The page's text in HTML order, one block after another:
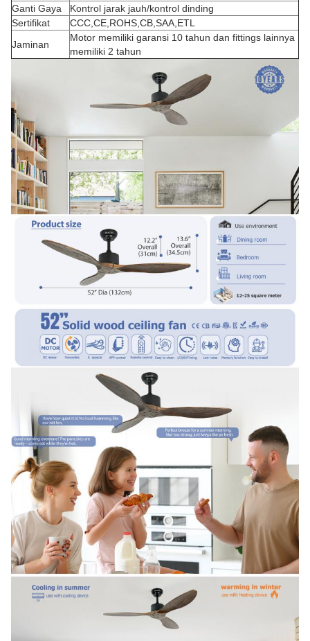
Ganti Gaya
Kontrol jarak jauh/kontrol dinding
Sertifikat
CCC,CE,ROHS,CB,SAA,ETL
Jaminan
Motor memiliki garansi 10 tahun dan fittings lainnya
memiliki 2 tahun